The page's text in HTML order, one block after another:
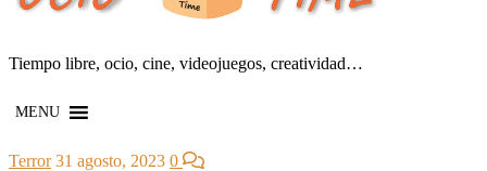
Tiempo libre, ocio, cine, videojuegos, creatividad…
MENU
Terror 31 agosto, 2023 0